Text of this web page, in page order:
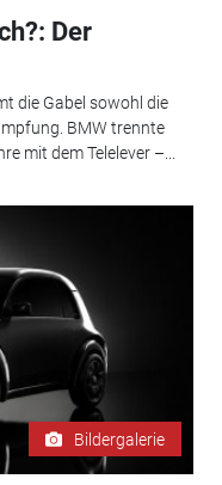
Der
die Gabel sowohl die
BMW trennte
mit dem Telelever –...
Bildergalerie